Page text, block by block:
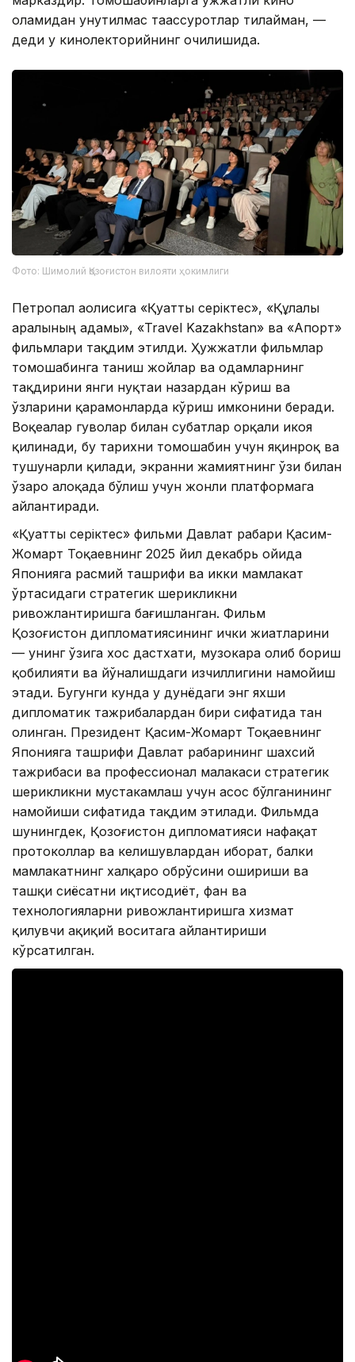
оламидан унутилмас таассуротлар тилайман, —
деди у кинолекторийнинг очилишида.
Фото: Шимолий Қозоғистон вилояти ҳокимлиги
Петропал аҳолисига «Қуатты серіктес», «Құлалы
аралының адамы», «Travel Kazakhstan» ва «Апорт»
фильмлари тақдим этилди. Ҳужжатли фильмлар
томошабинга таниш жойлар ва одамларнинг
тақдирини янги нуқтаи назардан кўриш ва
ўзларини қаҳрамонларда кўриш имконини беради.
Воқеалар гувоҳлар билан суҳбатлар орқали ҳикоя
қилинади, бу тарихни томошабин учун яқинроқ ва
тушунарли қилади, экранни жамиятнинг ўзи билан
ўзаро алоқада бўлиш учун жонли платформага
айлантиради.
«Қуатты серіктес» фильми Давлат раҳбари Қасим-
Жомарт Тоқаевнинг 2025 йил декабрь ойида
Японияга расмий ташрифи ва икки мамлакат
ўртасидаги стратегик шерикликни
ривожлантиришга бағишланган. Фильм
Қозоғистон дипломатиясининг ички жиҳатларини
— унинг ўзига хос дастхати, музокара олиб бориш
қобилияти ва йўналишдаги изчиллигини намойиш
этади. Бугунги кунда у дунёдаги энг яхши
дипломатик тажрибалардан бири сифатида тан
олинган. Президент Қасим-Жомарт Тоқаевнинг
Японияга ташрифи Давлат раҳбарининг шахсий
тажрибаси ва профессионал малакаси стратегик
шерикликни мустаҳкамлаш учун асос бўлганининг
намойиши сифатида тақдим этилади. Фильмда
шунингдек, Қозоғистон дипломатияси нафақат
протоколлар ва келишувлардан иборат, балки
мамлакатнинг халқаро обрўсини ошириши ва
ташқи сиёсатни иқтисодиёт, фан ва
технологияларни ривожлантиришга хизмат
қилувчи ҳақиқий воситага айлантириши
кўрсатилган.